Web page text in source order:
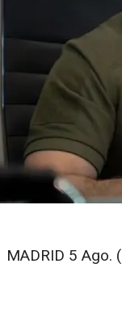
MADRID 5 Ago.